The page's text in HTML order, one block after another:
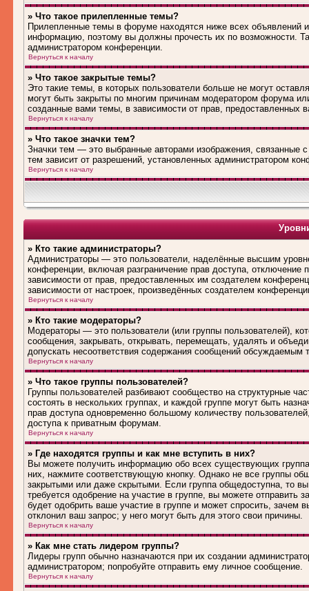
» Что такое прилепленные темы?
Прилепленные темы в форуме находятся ниже всех объявлений
информацию, поэтому вы должны прочесть их по возможности.
администратором конференции.
Вернуться к началу
» Что такое закрытые темы?
Это такие темы, в которых пользователи больше не могут
могут быть закрыты по многим причинам модератором форума
созданные вами темы, в зависимости от прав, предоставленных
Вернуться к началу
» Что такое значки тем?
Значки тем — это выбранные авторами изображения, связанные
тем зависит от разрешений, установленных администратором
Вернуться к началу
» Кто такие администраторы?
Администраторы — это пользователи, наделённые высшим
конференции, включая разграничение прав доступа, отключение
зависимости от прав, предоставленных им создателем
зависимости от настроек, произведённых создателем
Вернуться к началу
» Кто такие модераторы?
Модераторы — это пользователи (или группы пользователей),
сообщения, закрывать, открывать, перемещать, удалять и
допускать несоответствия содержания сообщений
Вернуться к началу
» Что такое группы пользователей?
Группы пользователей разбивают сообщество на структурные
состоять в нескольких группах, и каждой группе могут быть
прав доступа одновременно большому количеству
доступа к приватным форумам.
Вернуться к началу
» Где находятся группы и как мне вступить в них?
Вы можете получить информацию обо всех существующих
них, нажмите соответствующую кнопку. Однако не все группы
закрытыми или даже скрытыми. Если группа общедоступна, то
требуется одобрение на участие в группе, вы можете
будет одобрить ваше участие в группе и может спросить, зачем
отклонил ваш запрос; у него могут быть для этого свои причины.
Вернуться к началу
» Как мне стать лидером группы?
Лидеры групп обычно назначаются при их создании
администратором; попробуйте отправить ему личное сообщение.
Вернуться к началу